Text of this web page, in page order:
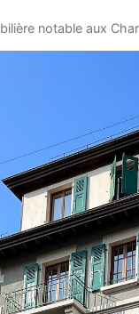
notable aux